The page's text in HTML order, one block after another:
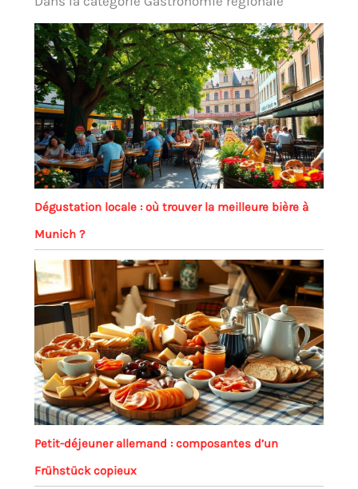
Dégustation locale : où trouver la meilleure bière à
Munich ?
Petit-déjeuner allemand : composantes d’un
Frühstück copieux